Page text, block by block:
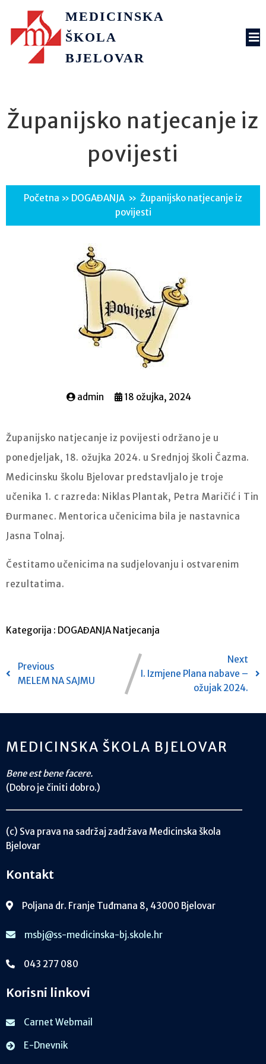
MEDICINSKA
ŠKOLA
BJELOVAR
Županijsko natjecanje iz
povijesti
Početna » DOGAĐANJA » Županijsko natjecanje iz
povijesti
admin 18 ožujka, 2024
Županijsko natjecanje iz povijesti održano je u
ponedjeljak, 18. ožujka 2024. u Srednjoj školi Čazma.
Medicinsku školu Bjelovar predstavljalo je troje
učenika 1. c razreda: Niklas Plantak, Petra Maričić i Tin
Đurmanec. Mentorica učenicima bila je nastavnica
Jasna Tolnaj.
Čestitamo učenicima na sudjelovanju i ostvarenim
rezultatima.
Kategorija : DOGAĐANJA Natjecanja
Previous
MELEM NA SAJMU
Next
I. Izmjene Plana nabave –
ožujak 2024.
MEDICINSKA ŠKOLA BJELOVAR
Bene est bene facere.
(Dobro je činiti dobro.)
(c) Sva prava na sadržaj zadržava Medicinska škola
Bjelovar
Kontakt
Poljana dr. Franje Tuđmana 8, 43000 Bjelovar
msbj@ss-medicinska-bj.skole.hr
043 277 080
Korisni linkovi
Carnet Webmail
E-Dnevnik